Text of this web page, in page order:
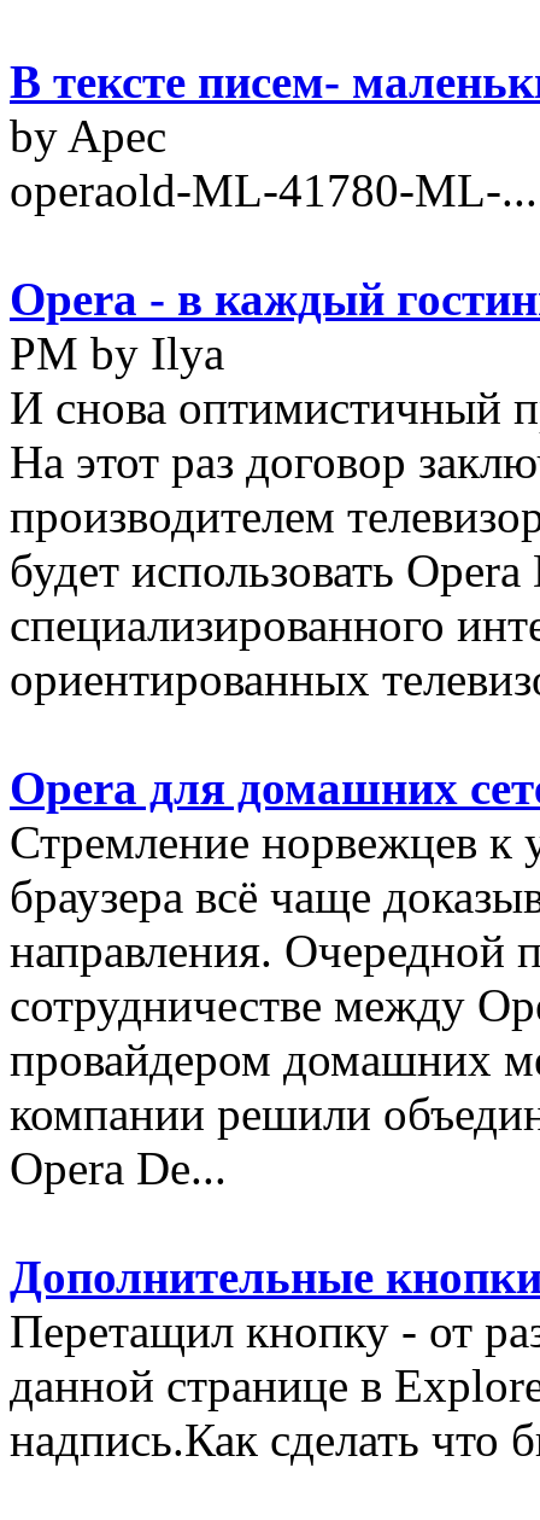
В тексте писем-
by Apec
operaold-ML-41780-ML-...
Opera - в каждый
PM by Ilya
И снова оптимистичный
На этот раз договор
производителем
будет использовать
специализированного
ориентированных
Opera для домашних
Стремление норвежцев к
браузера всё чаще
направления. Очередной
сотрудничестве между
провайдером домашних
компании решили
Opera De...
Дополнительные
Перетащил кнопку - от
данной странице в
надпись.Как сделать что